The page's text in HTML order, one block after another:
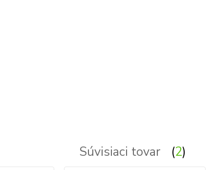
Súvisiaci tovar 2